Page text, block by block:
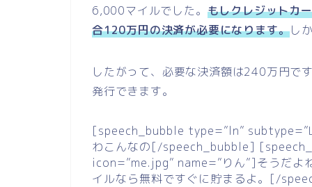
6,000マイルでした。 もしクレジットカ
合120万円の決済が必要になります。し
したがって、必要な決済額は240万円で
発行できます。
[speech_bubble type=”ln”
わこんなの[/speech_bubble]
icon=”me.jpg” name=”りん”]そうだよ
イルなら無料ですぐに貯まるよ。[/